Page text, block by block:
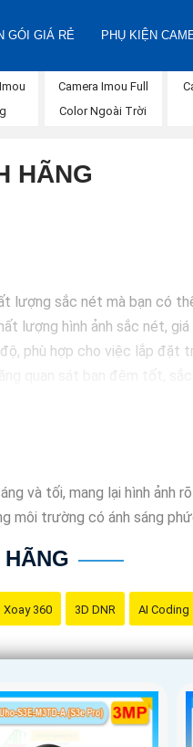
GÓI GIÁ RẺ PHỤ KIỆN
Camera Imou Full
Color Ngoài Trời
HÃNG
lượng sắc nét mà bạn có
lượng hình ảnh sắc nét, giá
phù hợp cho việc lắp đặt
để
và tối, mang lại hình ảnh
môi trường có ánh sáng
Xoay 360 3D DNR AI Coding